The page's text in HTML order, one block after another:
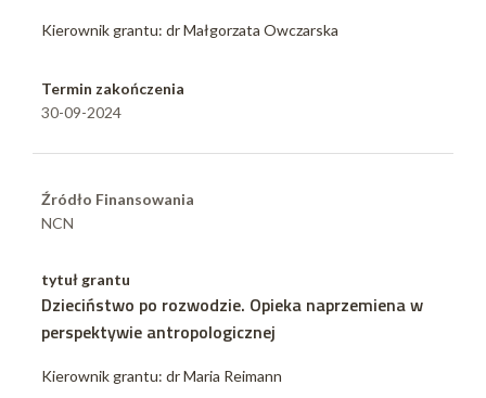
Kierownik grantu: dr Małgorzata Owczarska
Termin zakończenia
30-09-2024
Źródło Finansowania
NCN
tytuł grantu
Dzieciństwo po rozwodzie. Opieka naprzemiena w
perspektywie antropologicznej
Kierownik grantu: dr Maria Reimann